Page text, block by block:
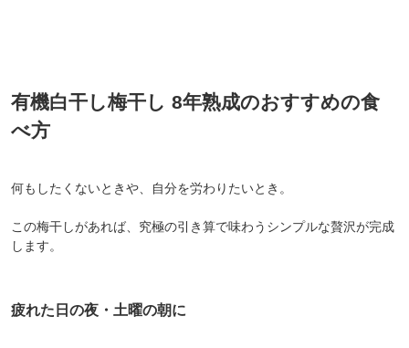
有機白干し梅干し 8年熟成のおすすめの食
べ方
何もしたくないときや、自分を労わりたいとき。
この梅干しがあれば、究極の引き算で味わうシンプルな贅沢が完成
します。
疲れた日の夜・土曜の朝に